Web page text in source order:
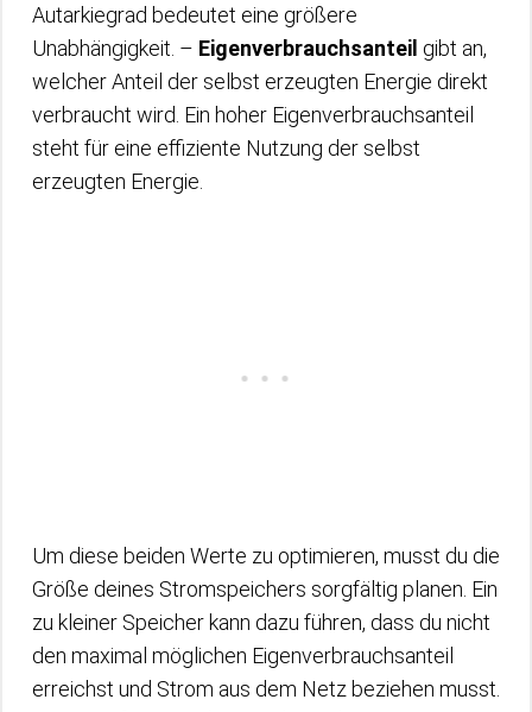
Autarkiegrad bedeutet eine größere
Unabhängigkeit. – Eigenverbrauchsanteil gibt an,
welcher Anteil der selbst erzeugten Energie direkt
verbraucht wird. Ein hoher Eigenverbrauchsanteil
steht für eine effiziente Nutzung der selbst
erzeugten Energie.
Um diese beiden Werte zu optimieren, musst du die
Größe deines Stromspeichers sorgfältig planen. Ein
zu kleiner Speicher kann dazu führen, dass du nicht
den maximal möglichen Eigenverbrauchsanteil
erreichst und Strom aus dem Netz beziehen musst.